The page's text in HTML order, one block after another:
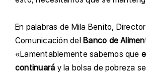
En palabras de Mila Benito,
Comunicación delBanco de
«Lamentablemente sabemos que
continuará y la bolsa de pobreza